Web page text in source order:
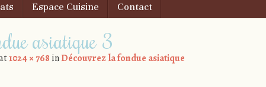
Espace Cuisine Contact
asiatique 3
1024 × 768 inDécouvrez la fondue asiatique